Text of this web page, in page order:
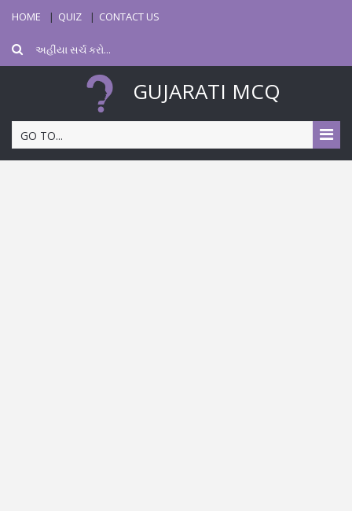
HOME QUIZ CONTACT US
GUJARATI MCQ
GO TO...